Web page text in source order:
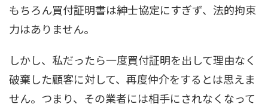
もちろん買付証明書は紳士協定にすぎず、法的拘束
力はありません。
しかし、私だったら一度買付証明を出して理由なく
破棄した顧客に対して、再度仲介をするとは思えま
せん。つまり、その業者には相手にされなくなって